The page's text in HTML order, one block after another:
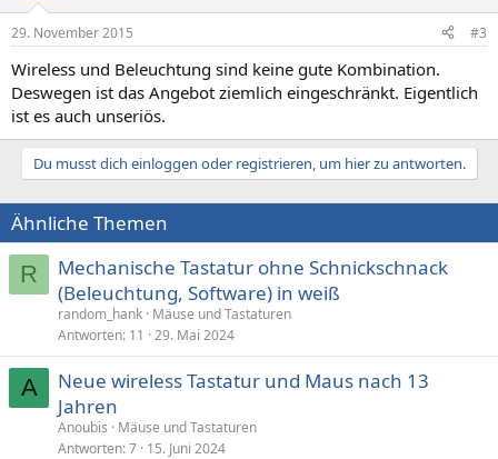
29. November 2015 #3
Wireless und Beleuchtung sind keine gute Kombination.
Deswegen ist das Angebot ziemlich eingeschränkt. Eigentlich
ist es auch unseriös.
Du musst dich einloggen oder registrieren, um hier zu antworten.
Ähnliche Themen
R
Mechanische Tastatur ohne Schnickschnack
(Beleuchtung, Software) in weiß
random_hank Mäuse und Tastaturen
Antworten 11 29. Mai 2024
A
Neue wireless Tastatur und Maus nach 13
Jahren
Anoubis
Mäuse und Tastaturen
Antworten 7 15. Juni 2024